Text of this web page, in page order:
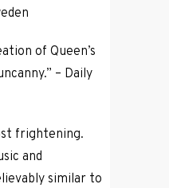
of Queen’s
– Daily
frightening.
and
similar to